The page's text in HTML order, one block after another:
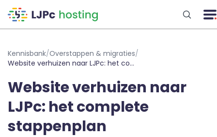
Kennisbank/Overstappen & migraties/
Website verhuizen naar LJPc: het complete stappenplan
Website verhuizen naar
LJPc: het complete
stappenplan